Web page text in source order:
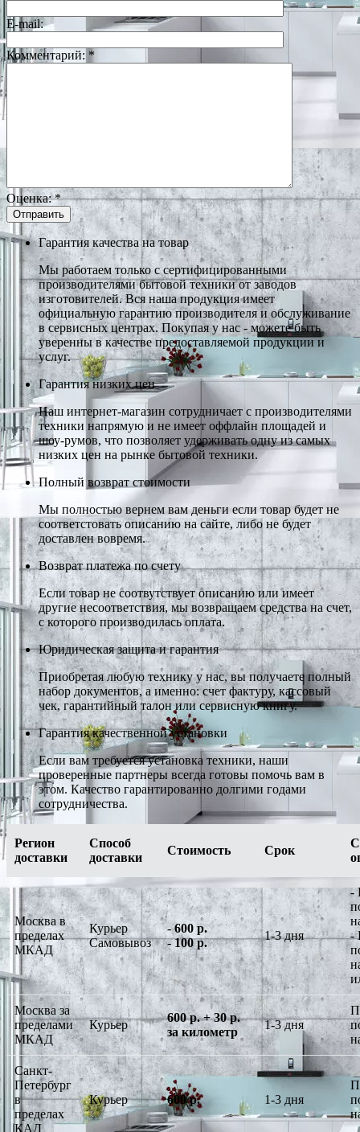
E-mail:
Комментарий: *
Оценка:*
Гарантия качества на товар
Мы работаем только с сертифицированными
производителями бытовой техники от заводов
изготовителей. Вся наша продукция имеет
официальную гарантию производителя и обслуживание
в сервисных центрах. Покупая у нас - можете быть
уверенны в качестве предоставляемой продукции и
услуг.
Гарантия низких цен
Наш интернет-магазин сотрудничает с производителями
техники напрямую и не имеет оффлайн площадей и
шоу-румов, что позволяет удерживать одну из самых
низких цен на рынке бытовой техники.
Полный возврат стоимости
Мы полностью вернем вам деньги если товар будет не
соответстовать описанию на сайте, либо не будет
доставлен вовремя.
Возврат платежа по счету
Если товар не соотвутствует описанию или имеет
другие несоответствия, мы возвращаем средства на счет,
с которого производилась оплата.
Юридическая защита и гарантия
Приобретая любую технику у нас, вы получаете полный
набор документов, а именно: счет фактуру, кассовый
чек, гарантийный талон или сервисную книгу.
Гарантия качественной установки
Если вам требуется установка техники, наши
проверенные партнеры всегда готовы помочь вам в
этом. Качество гарантированно долгими годами
сотрудничества.
Регион
доставки
Способ
доставки
Стоимость Срок
Москва в
пределах
МКАД
Курьер
Самовывоз
-600 р.
-100 р.
1-3 дня
-
-
Москва за
пределами
МКАД
Курьер
600 р. + 30 р.
за километр
1-3 дня
Санкт-
Петербург
в
пределах
КАД
Курьер 600 р. 1-3 дня